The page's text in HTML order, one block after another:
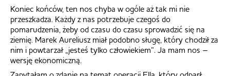
Koniec końców, ten nos chyba w ogóle aż tak mi nie
przeszkadza. Każdy z nas potrzebuje czegoś do
pomarudzenia, żeby od czasu do czasu sprowadzić się na
ziemię. Marek Aureliusz miał podobno sługę, który chodził za
nim i powtarzał „jesteś tylko człowiekiem”. Ja mam nos –
wersję ekonomiczną.